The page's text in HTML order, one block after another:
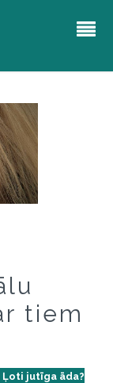
tiem
Ļoti jutīga āda?